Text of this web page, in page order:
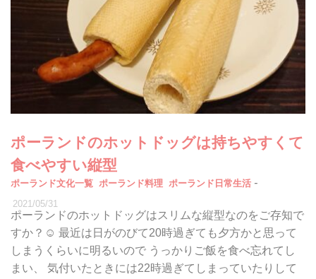
ポーランドのホットドッグは持ちやすくて
食べやすい縦型
ポーランド文化一覧 ポーランド料理 ポーランド日常生活 -
2021/05/31
ポーランドのホットドッグはスリムな縦型なのをご存知で
すか？☺ 最近は日がのびて20時過ぎても夕方かと思って
しまうくらいに明るいので うっかりご飯を食べ忘れてし
まい、 気付いたときには22時過ぎてしまっていたりして